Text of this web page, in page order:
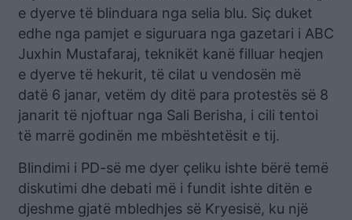
e dyerve të blinduara nga selia blu. Siç duket
edhe nga pamjet e siguruara nga gazetari i ABC
Juxhin Mustafaraj, teknikët kanë filluar heqjen
e dyerve të hekurit, të cilat u vendosën më
datë 6 janar, vetëm dy ditë para protestës së 8
janarit të njoftuar nga Sali Berisha, i cili tentoi
të marrë godinën me mbështetësit e tij.
Blindimi i PD-së me dyer çeliku ishte bërë temë
diskutimi dhe debati më i fundit ishte ditën e
djeshme gjatë mbledhjes së Kryesisë, ku një